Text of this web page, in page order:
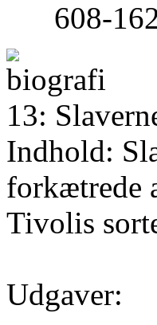
608-
13:
Indhold:
forkætrede
Tivolis
Udgaver: